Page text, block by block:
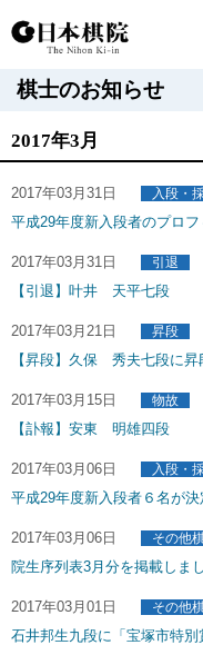
棋士のお知らせ
2017年3月
2017年03月31日 入段・
平成29年度新入段者のプロ
2017年03月31日 引退
【引退】叶井 天平七段
2017年03月21日 昇段
【昇段】久保 秀夫七段に昇
2017年03月15日 物故
【訃報】安東 明雄四段
2017年03月06日 入段・
平成29年度新入段者６名が決
2017年03月06日 その他
院生序列表3月分を掲載しま
2017年03月01日 その他
石井邦生九段に「宝塚市特別